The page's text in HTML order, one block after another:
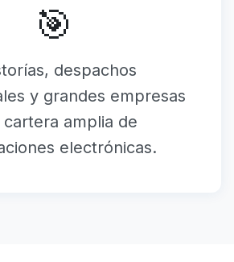
🎯
despachos
y grandes empresas
cartera amplia de
electrónicas.